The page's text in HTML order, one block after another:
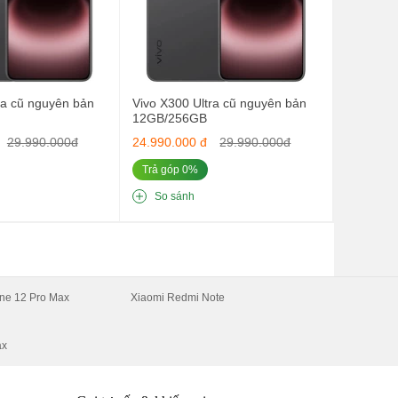
cũ nguyên bản
29.990.000đ
Vivo X300 Ultra cũ nguyên bản
12GB/256GB
24.990.000 đ
29.990.000đ
Trả góp 0%
So sánh
12 Pro Max Xiaomi Redmi Note